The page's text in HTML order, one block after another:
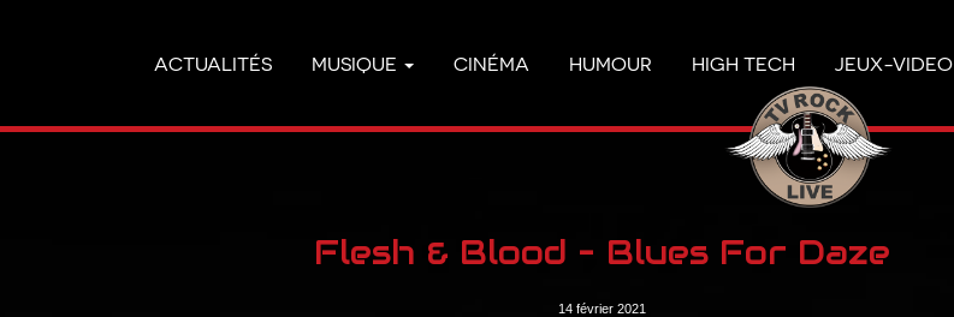
ACTUALITÉS MUSIQUE CINÉMA HUMOUR HIGH TECH JEUX-VIDEO
Flesh & Blood – Blues For Daze
14 février 2021